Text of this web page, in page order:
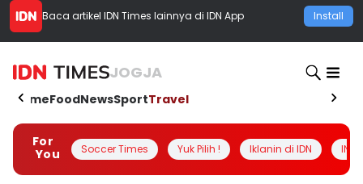
Baca artikel IDN Times lainnya di IDN App Install
JOGJA
HomeFoodNewsSportTravel
For
You
Soccer Times Yuk Pilih ! Iklanin di IDN